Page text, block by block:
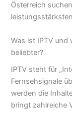
Österreich
Was ist IPTV und
beliebter?
IPTV steht für
Fernsehsignale
werden die
bringt zahlreiche